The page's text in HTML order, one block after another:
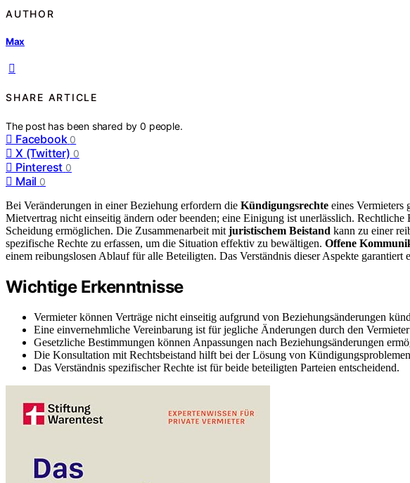
AUTHOR
Max
SHARE ARTICLE
The post has been shared by0 people.
Facebook 0
X (Twitter) 0
Pinterest 0
Mail 0
Bei Veränderungen in einer Beziehung erfordern die Kündigungsrechte eines Vermieters
Mietvertrag nicht einseitig ändern oder beenden; eine Einigung ist unerlässlich.
Scheidung ermöglichen. Die Zusammenarbeit mit juristischem Beistand kann zu einer
spezifische Rechte zu erfassen, um die Situation effektiv zu bewältigen. Offene
einem reibungslosen Ablauf für alle Beteiligten. Das Verständnis dieser Aspekte garantiert
Wichtige Erkenntnisse
Vermieter können Verträge nicht einseitig aufgrund von Beziehungsänderungen
Eine einvernehmliche Vereinbarung ist für jegliche Änderungen durch den
Gesetzliche Bestimmungen können Anpassungen nach Beziehungsänderungen
Die Konsultation mit Rechtsbeistand hilft bei der Lösung von
Das Verständnis spezifischer Rechte ist für beide beteiligten Parteien entscheidend.